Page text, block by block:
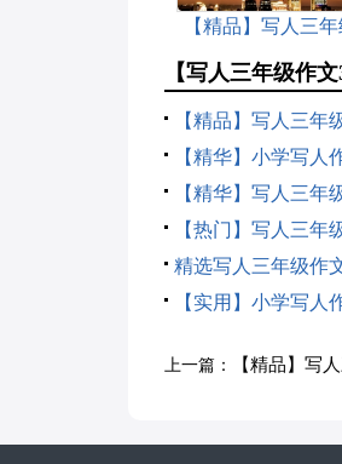
【精品】写人三年
【写人三年级作
【精品】写人三年
【精华】小学写人
【精华】写人三年
【热门】写人三年
精选写人三年级作
【实用】小学写人
上一篇： 【精品】写